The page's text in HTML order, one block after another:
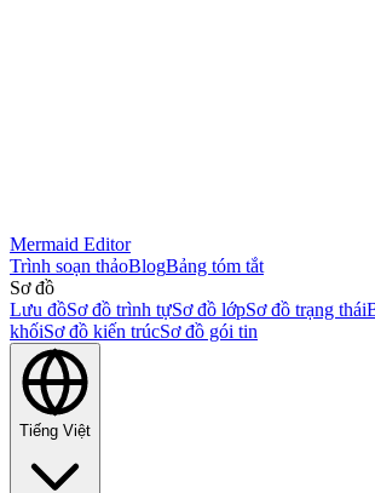
Mermaid Editor
Trình soạn thảoBlogBảng tóm tắt
Sơ đồ
Lưu đồSơ đồ trình tựSơ đồ lớpSơ đồ trạng thái
khốiSơ đồ kiến trúcSơ đồ gói tin
Tiếng Việt